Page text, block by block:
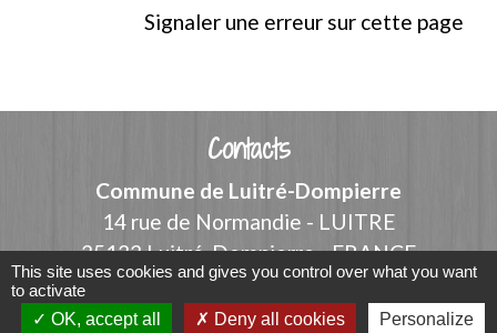
Signaler une erreur sur cette page
Contacts
Commune de Luitré-Dompierre
14 rue de Normandie - LUITRE
35133 Luitré-Dompierre - FRANCE
+33 2 99 97 91 26
Contact par formulaire
This site uses cookies and gives you control over what you want
to activate
OK, accept all
Deny all cookies Personalize